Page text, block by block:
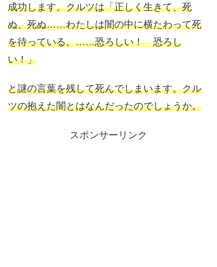
成功します。クルツは「正しく生きて、死
ぬ、死ぬ……わたしは闇の中に横たわって死
を待っている。……恐ろしい！ 恐ろし
い！」
と謎の言葉を残して死んでしまいます。クル
ツの抱えた闇とはなんだったのでしょうか。
スポンサーリンク